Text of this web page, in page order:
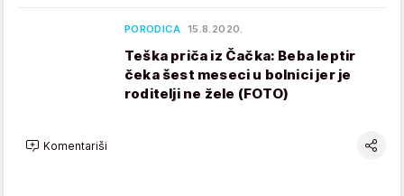
PORODICA 15.8.2020.
Teška priča iz Čačka: Beba leptir
čeka šest meseci u bolnici jer je
roditelji ne žele (FOTO)
Komentariši